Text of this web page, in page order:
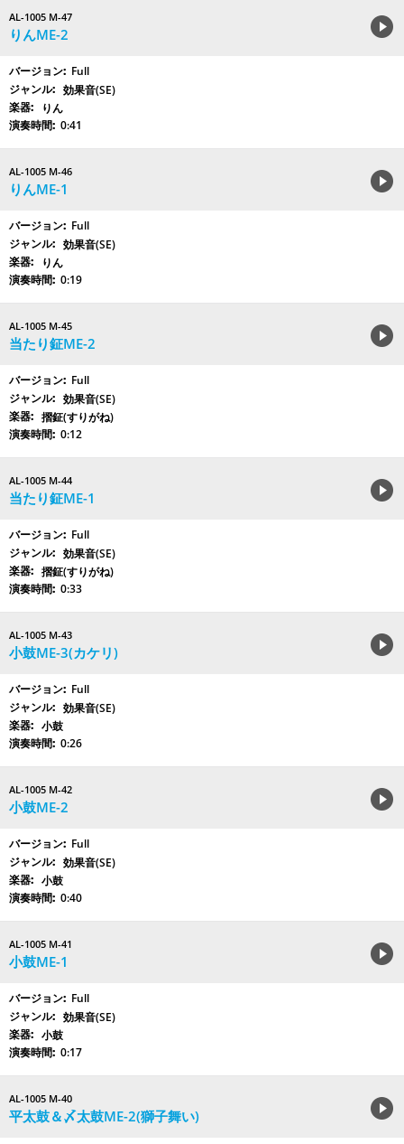
AL-1005 M-47
りんME-2
Full
効果音(SE)
りん
0:41
AL-1005 M-46
りんME-1
Full
効果音(SE)
りん
0:19
AL-1005 M-45
当たり鉦ME-2
Full
効果音(SE)
摺鉦(すりがね)
0:12
AL-1005 M-44
当たり鉦ME-1
Full
効果音(SE)
摺鉦(すりがね)
0:33
AL-1005 M-43
小鼓ME-3(カケリ)
Full
効果音(SE)
小鼓
0:26
AL-1005 M-42
小鼓ME-2
Full
効果音(SE)
小鼓
0:40
AL-1005 M-41
小鼓ME-1
Full
効果音(SE)
小鼓
0:17
AL-1005 M-40
平太鼓＆〆太鼓ME-2(獅子舞い)